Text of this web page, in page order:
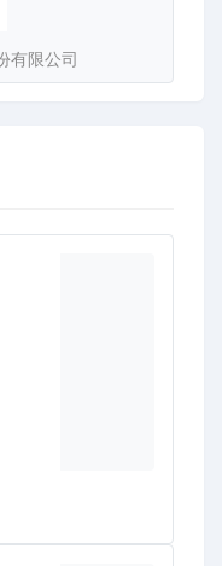
的服务，欢迎光临考
有限公司